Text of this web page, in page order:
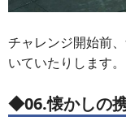
チャレンジ開始前
いていたりします。
◆06.懐かしの